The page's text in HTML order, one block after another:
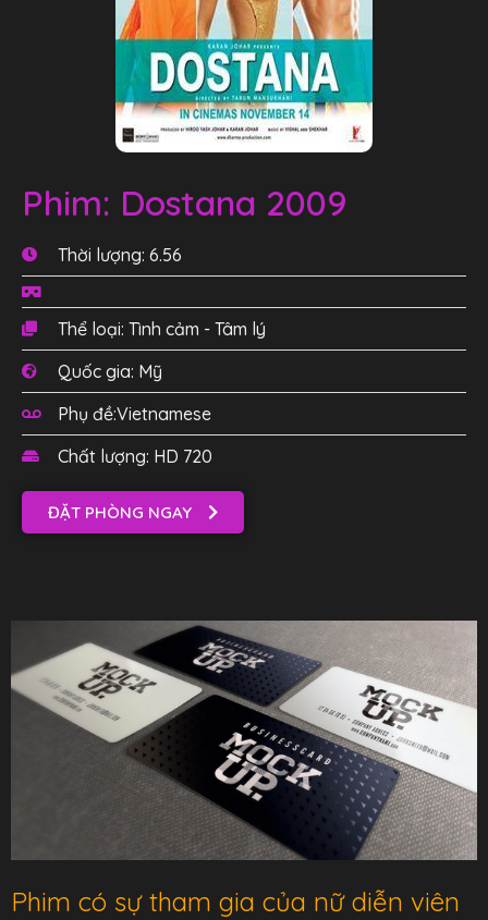
Phim: Dostana 2009
Thời lượng: 6.56
Thể loại: Tình cảm - Tâm lý
Quốc gia: Mỹ
Phụ đề:Vietnamese
Chất lượng: HD 720
ĐẶT PHÒNG NGAY
Phim có sự tham gia của nữ diễn viên